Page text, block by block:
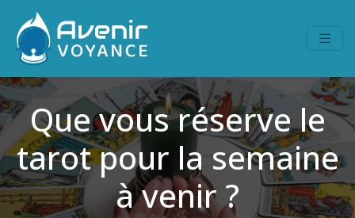
Que vous réserve le
tarot pour la semaine
à venir ?